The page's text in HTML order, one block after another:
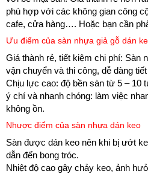
phù hợp với các không gian công
cafe, cửa hàng…. Hoặc bạn cần
Ưu điểm của sàn nhựa giả gỗ dán
Giá thành rẻ, tiết kiệm chi phí: Sàn
vận chuyển và thi công, dễ dàng
Chịu lực cao: độ bền sàn từ 5 – 10
ý chí và nhanh chóng: làm việc
không ồn.
Nhược điểm của sàn nhựa dán keo
Sàn được dán keo nên khi bị ướt
dẫn đến bong tróc.
Nhiệt độ cao gây chảy keo, ảnh